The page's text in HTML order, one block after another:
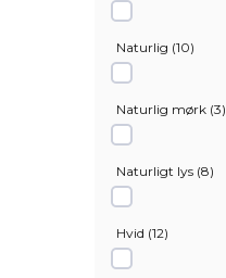
Velour (7 )
Bomuld, polyester
Metallic (2)
Naturlig (10)
Naturlig mørk (3)
Naturligt lys (8)
Hvid (12)